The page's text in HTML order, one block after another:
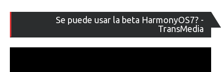
Se puede usar la beta HarmonyOS7? -
TransMedia
de